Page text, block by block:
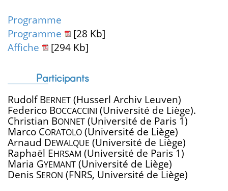
Programme
Programme
[28 Kb]
Affiche
[294 Kb]
Participants
Rudolf BERNET (Husserl Archiv Leuven)
Federico BOCCACCINI (Université de Liège).
Christian BONNET (Université de Paris 1)
Marco CORATOLO (Université de Liège)
Arnaud DEWALQUE (Université de Liège)
Raphaël EHRSAM (Université de Paris 1)
Maria GYEMANT (Université de Liège)
Denis SERON (FNRS, Université de Liège)